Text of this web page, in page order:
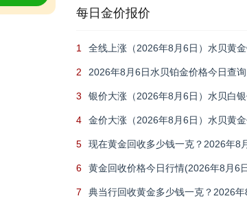
每日金价报价
1
全线上涨（2026年8月6日）水贝黄
2
2026年8月6日水贝铂金价格今日查
3
银价大涨（2026年8月6日）水贝白
4
金价大涨（2026年8月6日）水贝黄
5
现在黄金回收多少钱一克？2026年8
6
黄金回收价格今日行情(2026年8月6
7
典当行回收黄金多少钱一克？2026